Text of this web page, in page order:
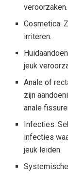
veroorzaken.
Cosmetica:
irriteren.
jeuk
Anale of
zijn
anale
Infecties:
infecties
jeuk leiden.